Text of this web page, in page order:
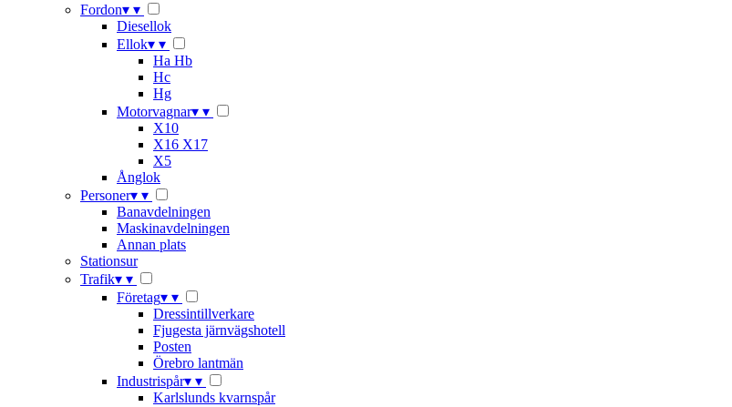
Fordon▾ ▾
Diesellok
Ellok▾ ▾
Ha Hb
Hc
Hg
Motorvagnar▾ ▾
X10
X16 X17
X5
Ånglok
Personer▾ ▾
Banavdelningen
Maskinavdelningen
Annan plats
Stationsur
Trafik▾ ▾
Företag▾ ▾
Dressintillverkare
Fjugesta järnvägshotell
Posten
Örebro lantmän
Industrispår▾ ▾
Karlslunds kvarnspår